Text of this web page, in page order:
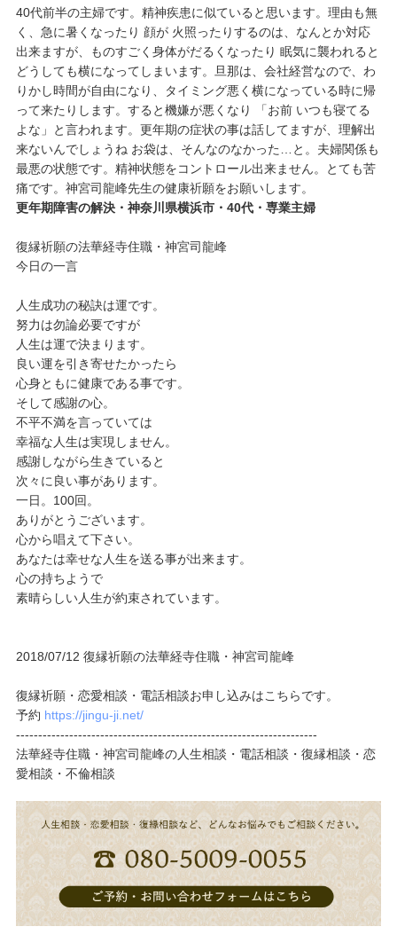
40代前半の主婦です。精神疾患に似ていると思います。理由も無
く、急に暑くなったり 顔が 火照ったりするのは、なんとか対応
出来ますが、ものすごく身体がだるくなったり 眠気に襲われると
どうしても横になってしまいます。旦那は、会社経営なので、わ
りかし時間が自由になり、タイミング悪く横になっている時に帰
って来たりします。すると機嫌が悪くなり 「お前 いつも寝てる
よな」と言われます。更年期の症状の事は話してますが、理解出
来ないんでしょうね お袋は、そんなのなかった…と。夫婦関係も
最悪の状態です。精神状態をコントロール出来ません。とても苦
痛です。神宮司龍峰先生の健康祈願をお願いします。
更年期障害の解決・神奈川県横浜市・40代・専業主婦
復縁祈願の法華経寺住職・神宮司龍峰
今日の一言
人生成功の秘訣は運です。
努力は勿論必要ですが
人生は運で決まります。
良い運を引き寄せたかったら
心身ともに健康である事です。
そして感謝の心。
不平不満を言っていては
幸福な人生は実現しません。
感謝しながら生きていると
次々に良い事があります。
一日。100回。
ありがとうございます。
心から唱えて下さい。
あなたは幸せな人生を送る事が出来ます。
心の持ちようで
素晴らしい人生が約束されています。
2018/07/12 復縁祈願の法華経寺住職・神宮司龍峰
復縁祈願・恋愛相談・電話相談お申し込みはこちらです。
予約 https://jingu-ji.net/
--------------------------------------------------------------------
法華経寺住職・神宮司龍峰の人生相談・電話相談・復縁相談・恋
愛相談・不倫相談